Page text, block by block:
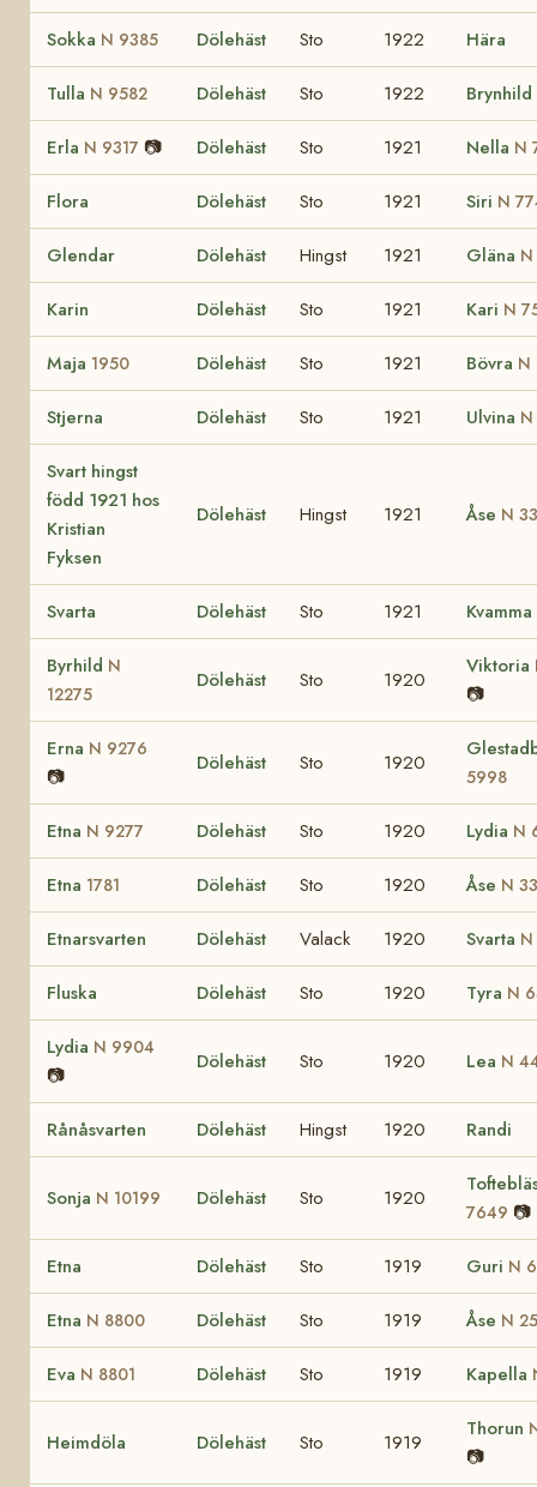
Sokka N 9385 Dölehäst Sto 1922 Hära
Tulla N 9582 Dölehäst Sto 1922 Brynhild
Erla N 9317 📷 Dölehäst Sto 1921 Nella N
Flora Dölehäst Sto 1921 Siri N
Glendar Dölehäst Hingst 1921 Gläna
Karin Dölehäst Sto 1921 Kari N
Maja 1950 Dölehäst Sto 1921 Bövra N
Stjerna Dölehäst Sto 1921 Ulvina
Svart hingst
född 1921 hos
Kristian
Fyksen
Dölehäst Hingst 1921 Åse N
Svarta Dölehäst Sto 1921 Kvamma
Byrhild N
12275
Dölehäst Sto 1920
Viktoria
📷
Erna N 9276
📷
Dölehäst Sto 1920
5998
Etna N 9277 Dölehäst Sto 1920 Lydia N
Etna 1781 Dölehäst Sto 1920 Åse N
Etnarsvarten Dölehäst Valack 1920 Svarta
Fluska Dölehäst Sto 1920 Tyra N
Lydia N 9904
📷
Dölehäst Sto 1920 Lea N
Rånåsvarten Dölehäst Hingst 1920 Randi
Sonja N 10199 Dölehäst Sto 1920
7649 📷
Etna Dölehäst Sto 1919 Guri N
Etna N 8800 Dölehäst Sto 1919 Åse N
Eva N 8801 Dölehäst Sto 1919 Kapella
Heimdöla Dölehäst Sto 1919
Thorun
📷